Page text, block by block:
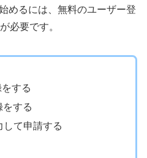
めるには、無料のユーザー登
必要です。
する
をする
て申請する